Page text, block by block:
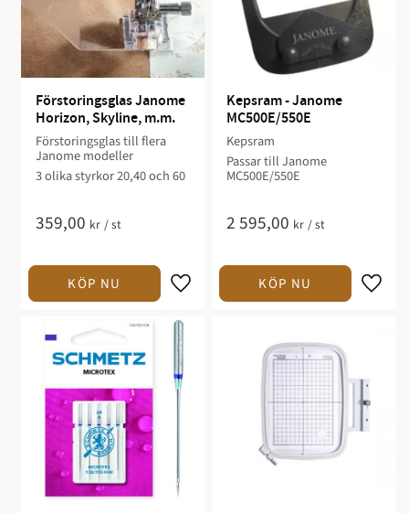
Förstoringsglas Janome
Horizon, Skyline, m.m.
Förstoringsglas till flera
Janome modeller
3 olika styrkor 20,40 och 60​
359,00 kr /st
Kepsram - Janome
MC500E/550E
Kepsram
Passar till Janome
MC500E/550E
2 595,00 kr /st